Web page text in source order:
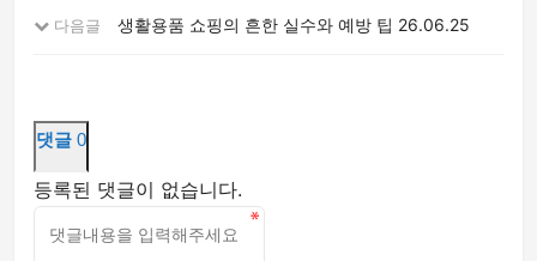
다음글 생활용품 쇼핑의 흔한 실수와 예방 팁 26.06.25
댓글 0
등록된 댓글이 없습니다.